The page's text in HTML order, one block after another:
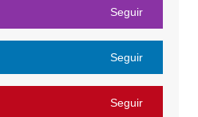
Seguir
Seguir
Seguir